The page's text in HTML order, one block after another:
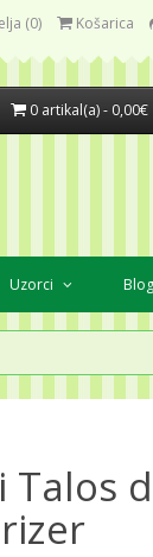
(0) Košarica
0 artikal(a) - 0,00€
Uzorci Blog
Talos